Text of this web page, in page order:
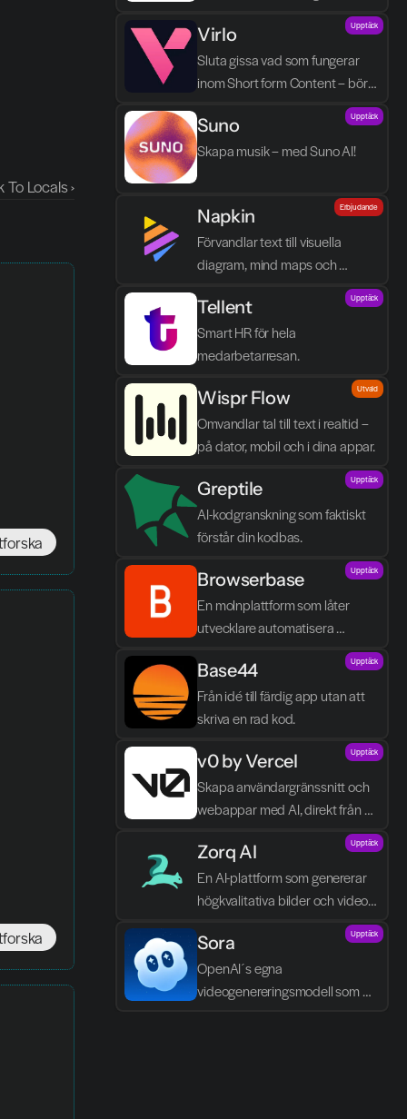
To Locals ›
processen blir enklare, tydligare
och mindre tidskrävande.
Virlo
Sluta gissa vad som fungerar
inom Short form Content – börja
Upptäck
Suno
Skapa musik – med Suno AI!
Upptäck
Napkin
Förvandlar text till visuella
diagram, mind maps och
infographics på några sekunder.
Erbjudande
Tellent
Smart HR för hela
medarbetarresan.
Upptäck
Wispr Flow
Omvandlar tal till text i realtid –
på dator, mobil och i dina appar.
Utvald
Greptile
AI-kodgranskning som faktiskt
förstår din kodbas.
Upptäck
Browserbase
En molnplattform som låter
utvecklare automatisera
webbläsaruppgifter och bygga
AI-agenter utan egen
infrastruktur.
Upptäck
Base44
Från idé till färdig app utan att
skriva en rad kod.
Upptäck
v0 by Vercel
Skapa användargränssnitt och
webappar med AI, direkt från
Upptäck
Zorq AI
En AI-plattform som genererar
högkvalitativa bilder och videor
Upptäck
Sora
OpenAI´s egna
videogenereringsmodell som
Upptäck